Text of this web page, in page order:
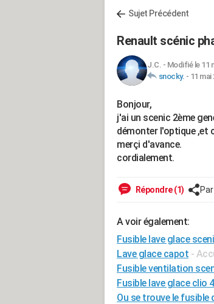
Sujet Précédent
Renault scénic
J.C. - Modifié le 11
snocky. - 11 mai
Bonjour,
j'ai un scenic 2ème
démonter l'optique ,et
merçi d'avance.
cordialement.
Répondre (1)
A voir également:
Fusible lave glace
Lave glace capot -
Fusible ventilation
Fusible lave glace clio 4
Ou se trouve le